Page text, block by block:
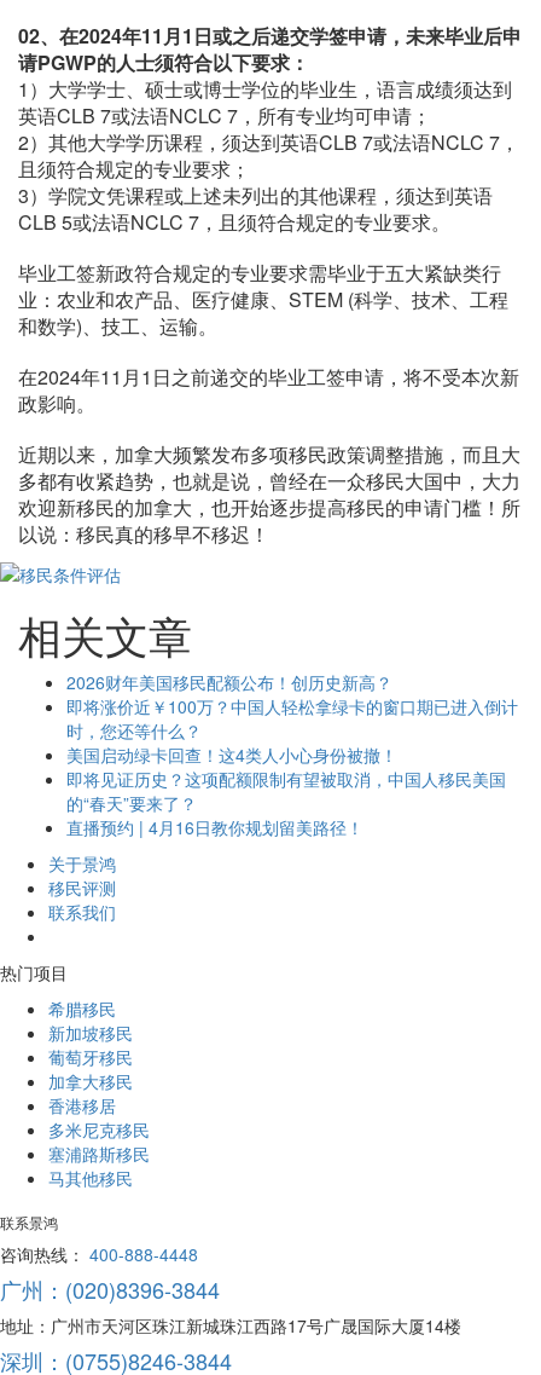
02、 在2024年11月1日或之后递交学签申请，未来毕业后申
请PGWP的人士须符合以下要求：
1）大学学士、硕士或博士学位的毕业生，语言成绩须达到
英语CLB 7或法语NCLC 7，所有专业均可申请；
2）其他大学学历课程，须达到英语CLB 7或法语NCLC 7，
且须符合规定的专业要求；
3）学院文凭课程或上述未列出的其他课程，须达到英语
CLB 5或法语NCLC 7，且须符合规定的专业要求。
毕业工签新政符合规定的专业要求需毕业于五大紧缺类行
业：农业和农产品、医疗健康、STEM (科学、技术、工程
和数学)、技工、运输。
在2024年11月1日之前递交的毕业工签申请，将不受本次新
政影响。
近期以来，加拿大频繁发布多项移民政策调整措施，而且大
多都有收紧趋势，也就是说，曾经在一众移民大国中，大力
欢迎新移民的加拿大，也开始逐步提高移民的申请门槛！所
以说：移民真的移早不移迟！
相关文章
2026财年美国移民配额公布！创历史新高？
即将涨价近￥100万？中国人轻松拿绿卡的窗口期已进入倒计
时，您还等什么？
美国启动绿卡回查！这4类人小心身份被撤！
即将见证历史？这项配额限制有望被取消，中国人移民美国
的“春天”要来了？
直播预约 | 4月16日教你规划留美路径！
关于景鸿
移民评测
联系我们
热门项目
希腊移民
新加坡移民
葡萄牙移民
加拿大移民
香港移居
多米尼克移民
塞浦路斯移民
马其他移民
联系景鸿
咨询热线： 400-888-4448
广州：(020)8396-3844
地址：广州市天河区珠江新城珠江西路17号广晟国际大厦14楼
深圳：(0755)8246-3844